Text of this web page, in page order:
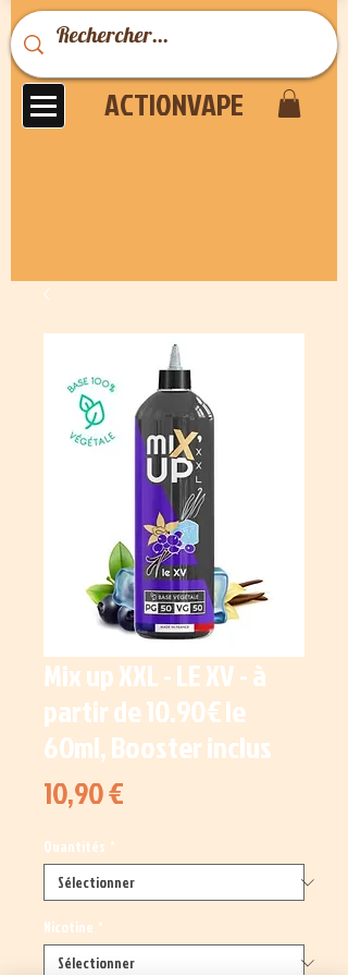
ACTIONVAPE
Mix up XXL - LE XV - à
partir de 10.90€ le
60ml, Booster inclus
10,90 €Prix
Quantités *
Nicotine *